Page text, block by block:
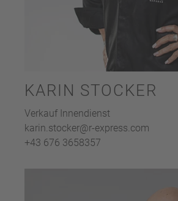
KARIN STOCKER
Verkauf Innendienst
karin.stocker@r-express.com
+43 676 3658357